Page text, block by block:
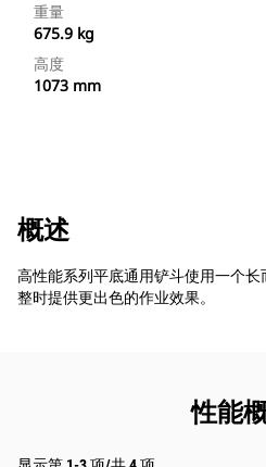
重量
675.9 kg
高度
1073 mm
概述
高性能系列平底通用铲斗使用一个
整时提供更出色的作业效果。
性能